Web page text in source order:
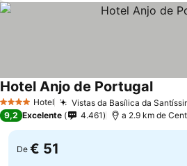
4 EstrelasHotel Vistas da Basílica da
Hotel Anjo de PortugalVer
9,2 Excelente 4.461 a 2.9 km de
De € 51